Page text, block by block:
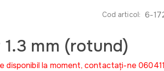
Cod articol: 6-
mm (rotund)
disponibil la moment, contactați-ne